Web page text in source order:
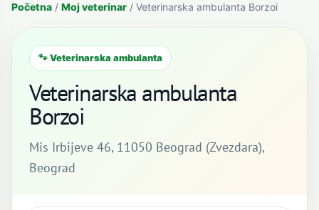
Početna / Moj veterinar / Veterinarska ambulanta Borzoi
🐾 Veterinarska ambulanta
Veterinarska ambulanta
Borzoi
Mis Irbijeve 46, 11050 Beograd (Zvezdara),
Beograd